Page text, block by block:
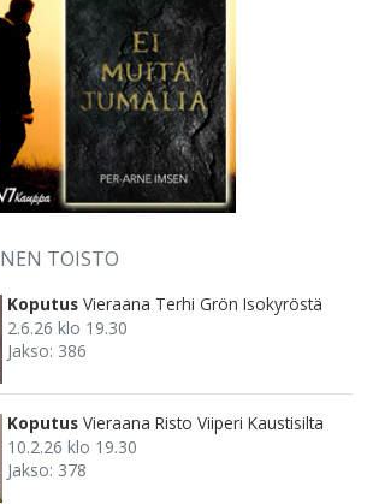
TOISTO
Koputus Vieraana Terhi Grön Isokyröstä
2.6.26 klo 19.30
Jakso: 386
Koputus Vieraana Risto Viiperi Kaustisilta
10.2.26 klo 19.30
Jakso: 378